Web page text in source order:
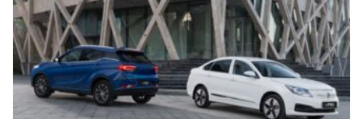
листы автопроизводителей, портал «Автоновости дня»
составил ТОП-5 самых дешевых электрокаров на…